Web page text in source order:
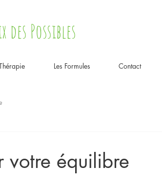
des Possibles
Les Formules Contact
votre équilibre